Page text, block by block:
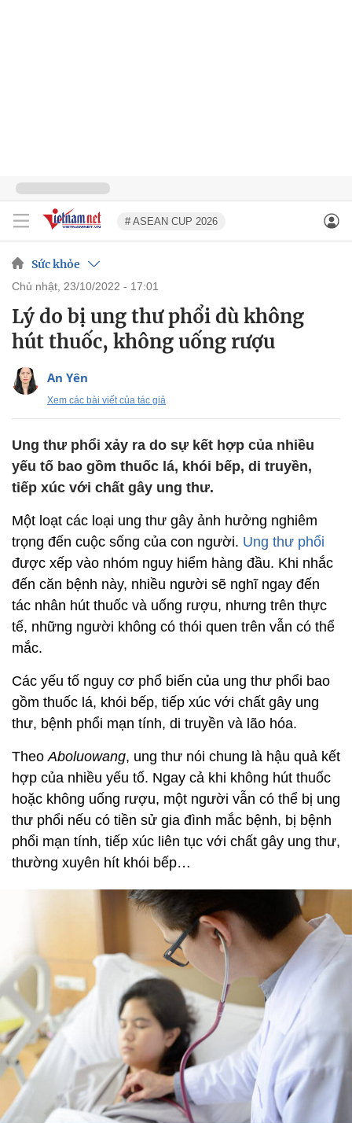
# ASEAN CUP 2026
Sức khỏe
chủ nhật, 23/10/2022 - 17:01
Lý do bị ung thư phổi dù không
hút thuốc, không uống rượu
An Yên
Xem các bài viết của tác giả
Ung thư phổi xảy ra do sự kết hợp của nhiều
yếu tố bao gồm thuốc lá, khói bếp, di truyền,
tiếp xúc với chất gây ung thư.
Một loạt các loại ung thư gây ảnh hưởng nghiêm
trọng đến cuộc sống của con người. Ung thư phổi
được xếp vào nhóm nguy hiểm hàng đầu. Khi nhắc
đến căn bệnh này, nhiều người sẽ nghĩ ngay đến
tác nhân hút thuốc và uống rượu, nhưng trên thực
tế, những người không có thói quen trên vẫn có thể
mắc.
Các yếu tố nguy cơ phổ biến của ung thư phổi bao
gồm thuốc lá, khói bếp, tiếp xúc với chất gây ung
thư, bệnh phổi mạn tính, di truyền và lão hóa.
TheoAboluowang, ung thư nói chung là hậu quả kết
hợp của nhiều yếu tố. Ngay cả khi không hút thuốc
hoặc không uống rượu, một người vẫn có thể bị ung
thư phổi nếu có tiền sử gia đình mắc bệnh, bị bệnh
phổi mạn tính, tiếp xúc liên tục với chất gây ung thư,
thường xuyên hít khói bếp…